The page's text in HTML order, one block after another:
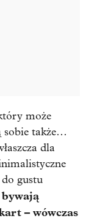
może
sobie także…
dla
gustu
– wówczas